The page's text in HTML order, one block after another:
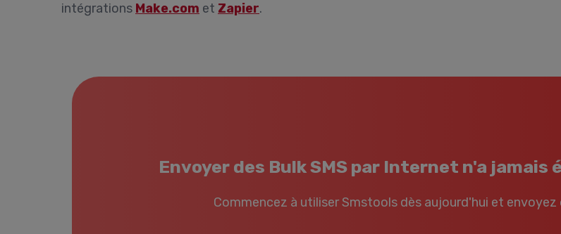
intégrations Make.com et Zapier.
Envoyer des Bulk SMS par Internet n'a
Commencez à utiliser Smstools dès aujourd'hui et envoyez